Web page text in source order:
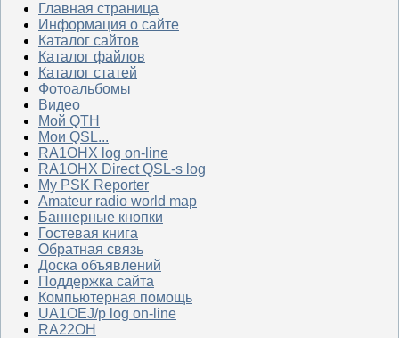
Главная страница
Информация о сайте
Каталог сайтов
Каталог файлов
Каталог статей
Фотоальбомы
Видео
Мой QTH
Мои QSL...
RA1OHX log on-line
RA1OHX Direct QSL-s log
My PSK Reporter
Amateur radio world map
Баннерные кнопки
Гостевая книга
Обратная связь
Доска объявлений
Поддержка сайта
Компьютерная помощь
UA1OEJ/p log on-line
RA22OH